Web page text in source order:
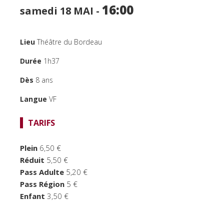
FOCUS CINÉMA
samedi 18 MAI - 16:00
Lieu Théâtre du Bordeau
Durée 1h37
Dès 8 ans
Langue VF
TARIFS
Plein 6,50 €
Réduit 5,50 €
Pass Adulte 5,20 €
Pass Région 5 €
Enfant 3,50 €